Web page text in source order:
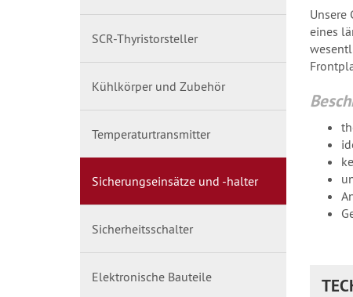
Unsere
eines
SCR-Thyristorsteller
Kühlkörper und Zubehör
Temperaturtransmitter
Sicherungseinsätze und -halter
Sicherheitsschalter
Elektronische Bauteile